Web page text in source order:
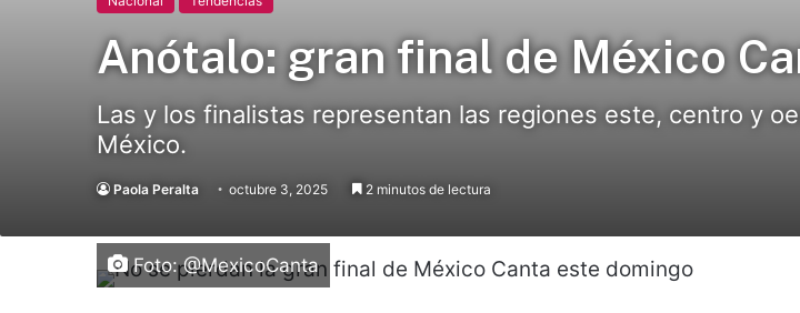
Anótalo: gran final de México
Las y los finalistas representan las regiones este, centro y
México.
Paola Peralta octubre 3, 2025 2 minutos de lectura
Foto: @MexicoCanta